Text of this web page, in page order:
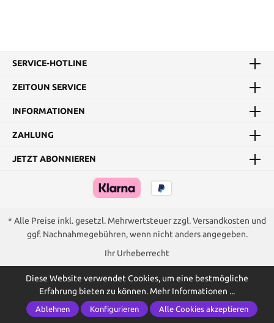
SERVICE-HOTLINE
ZEITOUN SERVICE
INFORMATIONEN
ZAHLUNG
JETZT ABONNIEREN
* Alle Preise inkl. gesetzl. Mehrwertsteuer zzgl.Versandkosten und
ggf. Nachnahmegebühren, wenn nicht anders angegeben.
Ihr Urheberrecht
Diese Website verwendet Cookies, um eine bestmögliche
Erfahrung bieten zu können. Mehr Informationen ...
Ablehnen Konfigurieren Alle Cookies akzeptieren